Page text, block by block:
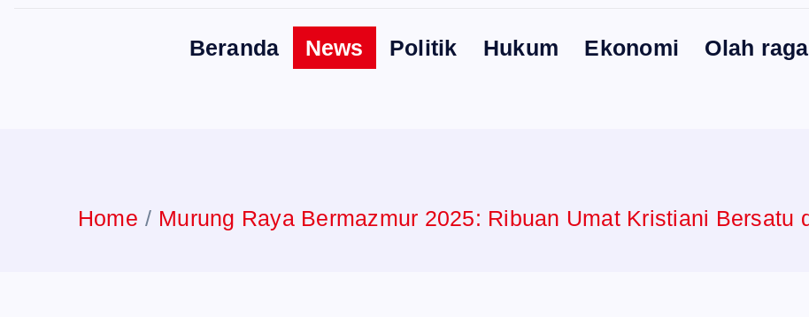
Beranda News Politik Hukum Ekonomi Olah raga
Home Murung Raya Bermazmur 2025: Ribuan Umat Kristiani Bersatu